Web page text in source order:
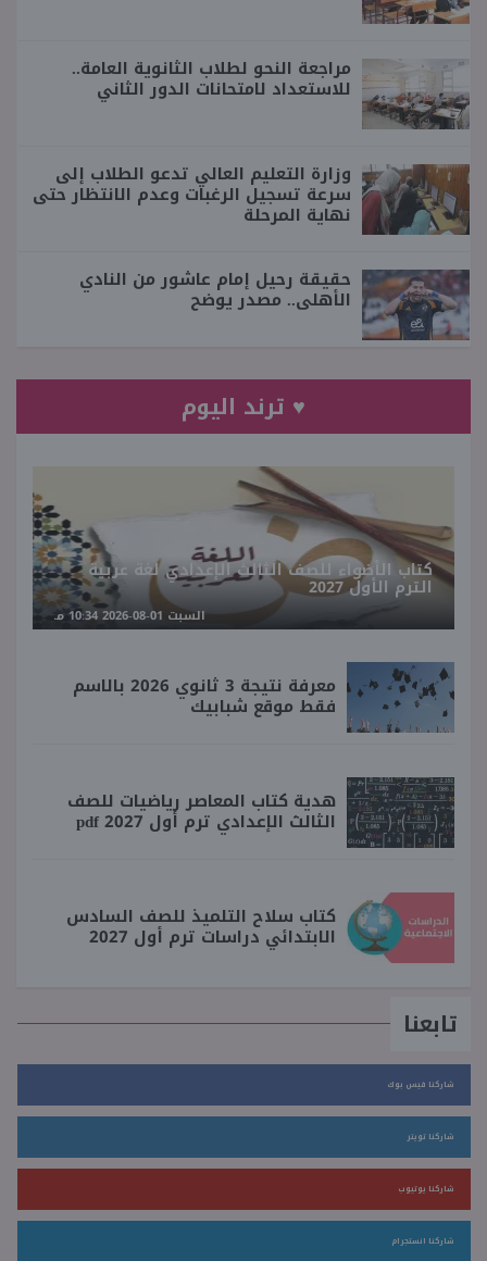
مراجعة النحو لطلاب الثانوية العامة..
للاستعداد لامتحانات الدور الثاني
وزارة التعليم العالي تدعو الطلاب إلى
سرعة تسجيل الرغبات وعدم الانتظار حتى
نهاية المرحلة
حقيقة رحيل إمام عاشور من النادي
الأهلى.. مصدر يوضح
♥ ترند اليوم
كتاب الأضواء للصف الثالث الإعدادي لغة عربية
الترم الأول 2027
السبت 01-08-2026 10:34 مـ
معرفة نتيجة 3 ثانوي 2026 بالاسم
فقط موقع شبابيك
هدية كتاب المعاصر رياضيات للصف
الثالث الإعدادي ترم أول 2027 pdf
كتاب سلاح التلميذ للصف السادس
الابتدائي دراسات ترم أول 2027
تابعنا
شاركنا فيس بوك
شاركنا تويتر
شاركنا يوتيوب
شاركنا انستجرام